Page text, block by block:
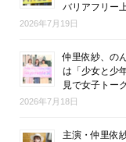
バリアフリー
2026年7月19日
仲里依紗、の
は「少女と少
見で女子トー
2026年7月18日
主演・仲里依